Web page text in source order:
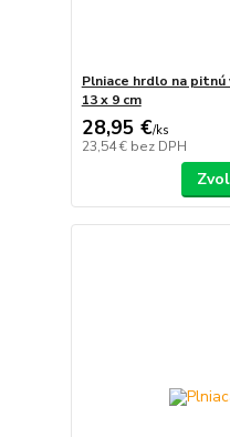
Plniace hrdlo na
13 x 9 cm
28,95 €/ks
23,54 € bez DPH